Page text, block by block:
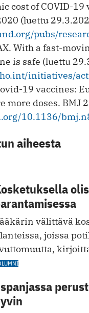
cost of COVID-
(luettu
pubs/
With a fast-
is safe (luettu
initiatives/
19 vaccines:
more doses. BMJ
10.1136/
aiheesta
välittävä
joissa